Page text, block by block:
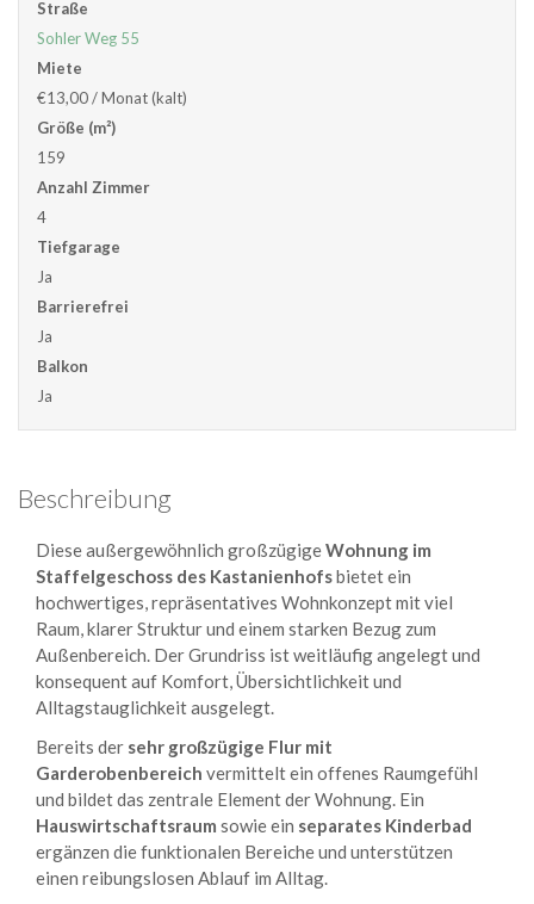
Straße
Sohler Weg 55
Miete
€13,00/ Monat (kalt)
Größe (m²)
159
Anzahl Zimmer
4
Tiefgarage
Ja
Barrierefrei
Ja
Balkon
Ja
Beschreibung
Diese außergewöhnlich großzügigeWohnung im
Staffelgeschoss des Kastanienhofsbietet ein
hochwertiges, repräsentatives Wohnkonzept mit viel
Raum, klarer Struktur und einem starken Bezug zum
Außenbereich. Der Grundriss ist weitläufig angelegt und
konsequent auf Komfort, Übersichtlichkeit und
Alltagstauglichkeit ausgelegt.
Bereits der sehr großzügige Flur mit
Garderobenbereich vermittelt ein offenes Raumgefühl
und bildet das zentrale Element der Wohnung. Ein
Hauswirtschaftsraum sowie ein separates Kinderbad
ergänzen die funktionalen Bereiche und unterstützen
einen reibungslosen Ablauf im Alltag.